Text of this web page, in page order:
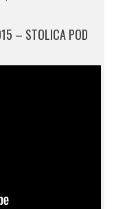
– STOLICA POD